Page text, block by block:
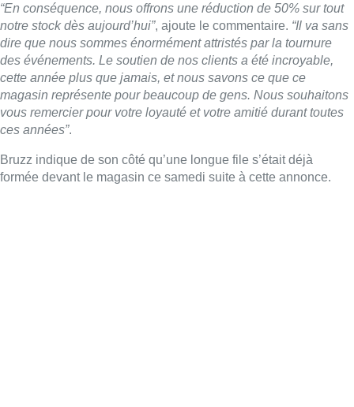
“En conséquence, nous offrons une réduction de 50% sur tout
notre stock dès aujourd’hui”, ajoute le commentaire. “Il va sans
dire que nous sommes énormément attristés par la tournure
des événements. Le soutien de nos clients a été incroyable,
cette année plus que jamais, et nous savons ce que ce
magasin représente pour beaucoup de gens. Nous souhaitons
vous remercier pour votre loyauté et votre amitié durant toutes
ces années”.
Bruzz indique de son côté qu’une longue file s’était déjà
formée devant le magasin ce samedi suite à cette annonce.